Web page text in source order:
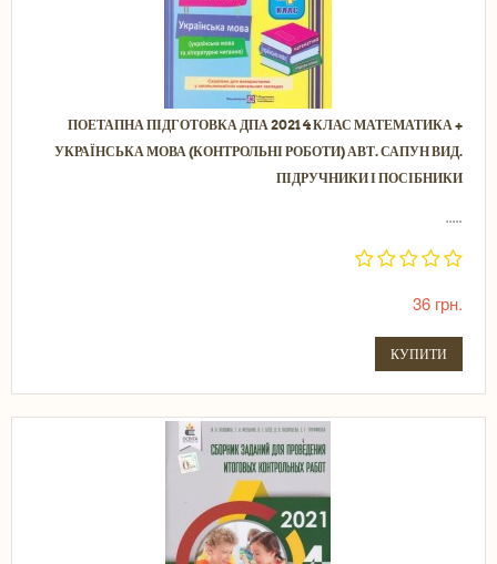
ПОЕТАПНА ПІДГОТОВКА ДПА 2021 4 КЛАС МАТЕМАТИКА +
УКРАЇНСЬКА МОВА (КОНТРОЛЬНІ РОБОТИ) АВТ. САПУН ВИД.
ПІДРУЧНИКИ І ПОСІБНИКИ
.....
36 грн.
КУПИТИ